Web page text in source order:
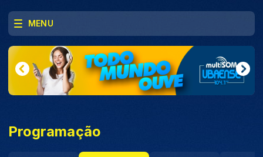
MENU
Programação